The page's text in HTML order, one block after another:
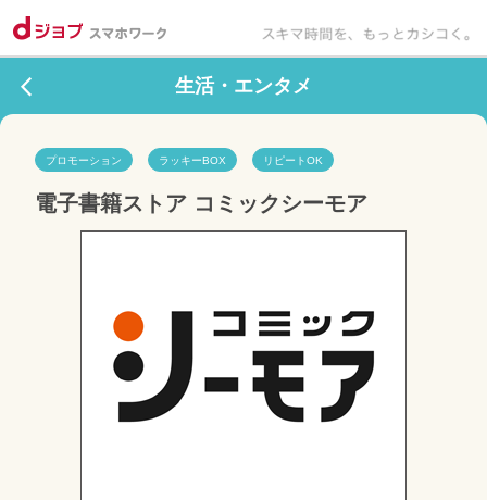
生活・エンタメ
プロモーション ラッキーBOX リピートOK
電子書籍ストア コミックシーモア